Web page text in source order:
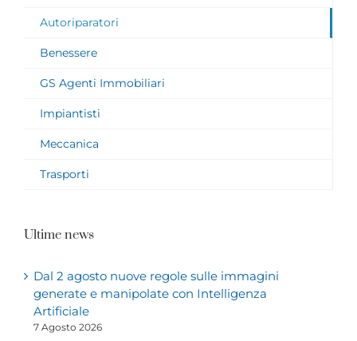
Autoriparatori
Benessere
GS Agenti Immobiliari
Impiantisti
Meccanica
Trasporti
Ultime news
Dal 2 agosto nuove regole sulle immagini
generate e manipolate con Intelligenza
Artificiale
7 Agosto 2026